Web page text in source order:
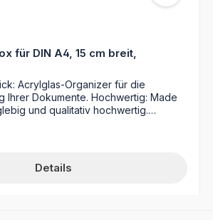
für DIN A4, 15 cm breit,
die
Dokumente. Hochwertig: Made
und qualitativ hochwertig.
klarMaterial: AcrylglasMaße: 362 x
auf dem Schreibtisch (vertikale
Griffhilfen für Format DIN A4
Details